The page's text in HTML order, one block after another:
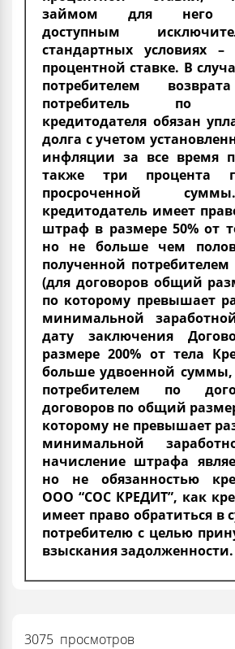
займом для него
доступным
стандартных условиях
процентной ставке. В
потребителем
потребитель по
кредитодателя обязан
долга с учетом
инфляции за все время
также три процента
просроченной
кредитодатель имеет
штраф в размере 50% от
но не больше чем
полученной потребителем
(для договоров общий
по которому превышает
минимальной
дату заключения
размере 200% от тела
больше удвоенной суммы,
потребителем по
договоров по общий
которому не превышает
минимальной
начисление штрафа
но не обязанностью
ООО “СОС КРЕДИТ”, как
имеет право обратиться в
потребителю с целью
взыскания задолженности.
3075 просмотров